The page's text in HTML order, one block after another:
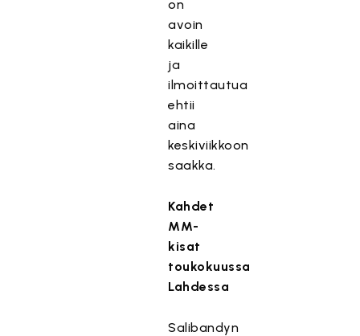
on
avoin
kaikille
ja
ilmoittautua
ehtii
aina
keskiviikkoon
saakka.
Kahdet
MM-
kisat
toukokuussa
Lahdessa
Salibandyn